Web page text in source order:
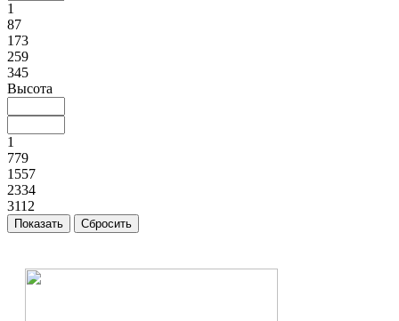
1
87
173
259
345
Высота
1
779
1557
2334
3112